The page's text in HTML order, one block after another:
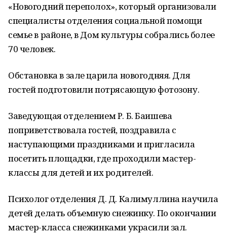
«Новогодний переполох», который организовали
специалисты отделения социальной помощи
семье в районе, в Дом культуры собрались более
70 человек.
Обстановка в зале царила новогодняя. Для
гостей подготовили потрясающую фотозону.
Заведующая отделением Р. Б. Баишева
поприветствовала гостей, поздравила с
наступающими праздниками и пригласила
посетить площадки, где проходили мастер-
классы для детей и их родителей.
Психолог отделения Д. Д. Калимуллина научила
детей делать объемную снежинку. По окончании
мастер-класса снежинками украсили зал.